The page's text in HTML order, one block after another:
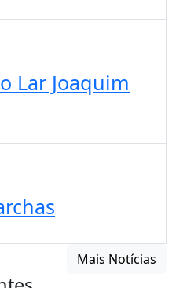
Lar Joaquim
Mais Notícias